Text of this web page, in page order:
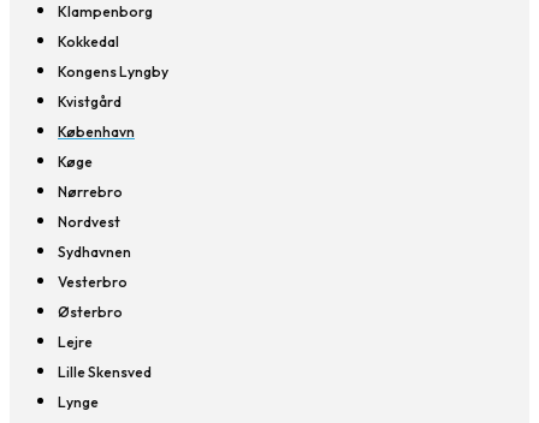
Klampenborg
Kokkedal
Kongens Lyngby
Kvistgård
København
Køge
Nørrebro
Nordvest
Sydhavnen
Vesterbro
Østerbro
Lejre
Lille Skensved
Lynge